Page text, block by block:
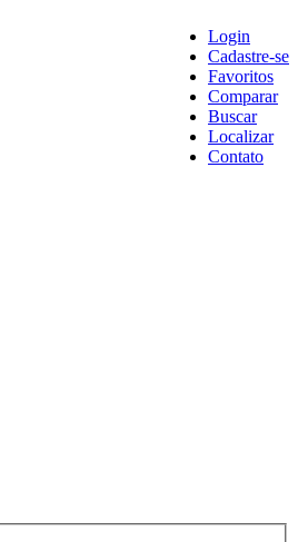
Login
Cadastre-se
Favoritos
Comparar
Buscar
Localizar
Contato